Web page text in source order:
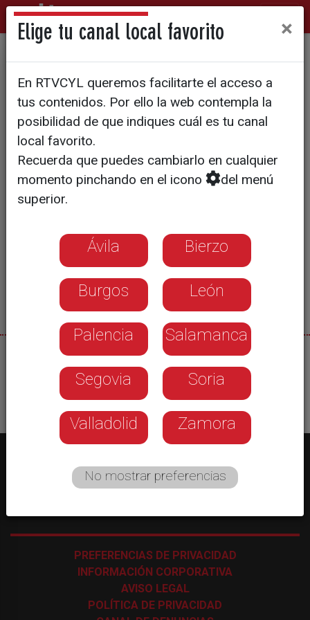
Balance del mandato a un
año de volver a las urnas
10/08/2026
PREFERENCIAS DE PRIVACIDAD
INFORMACIÓN CORPORATIVA
AVISO LEGAL
POLÍTICA DE PRIVACIDAD
Elige tu canal local favorito ×
En RTVCYL queremos facilitarte el acceso a
tus contenidos. Por ello la web contempla la
posibilidad de que indiques cuál es tu canal
local favorito.
Recuerda que puedes cambiarlo en cualquier
momento pinchando en el icono
del menú
superior.
Ávila Bierzo
Burgos León
Palencia Salamanca
Segovia Soria
Valladolid Zamora
No mostrar preferencias